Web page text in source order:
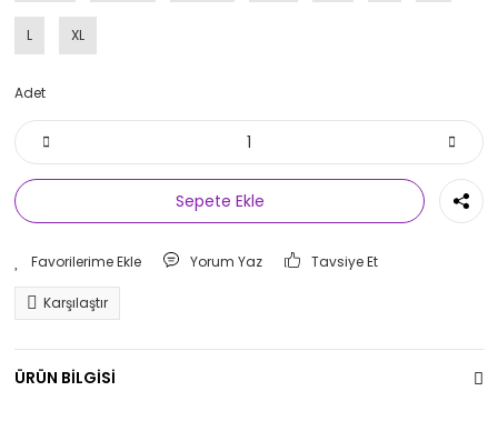
L XL
Adet
Sepete Ekle
Yorum Yaz Tavsiye Et
Karşılaştır
ÜRÜN BİLGİSİ